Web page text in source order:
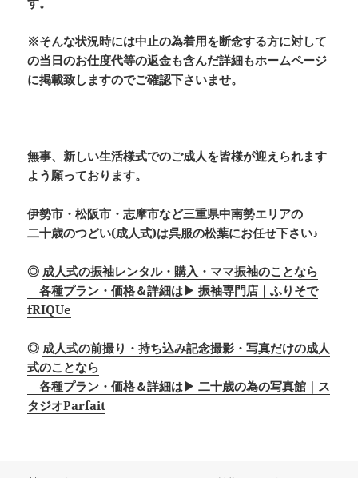
※そんな状況時には中止の為着用を断念する方に対して
の当日のお仕度代等の返金も含んだ詳細もホームページ
に掲載致しますのでご確認下さいませ。
無事、新しい生活様式でのご成人を皆様が迎えられます
よう願っております。
伊勢市・松阪市・志摩市など三重県中南勢エリアの
二十歳のつどい(成人式)は呉服の松葉にお任せ下さい♪
◎ 成人式の振袖レンタル・購入・ママ振袖のことなら
各種プラン・価格＆詳細は▶ 振袖専門店｜ふりそで
fRIQUe
◎ 成人式の前撮り・持ち込み記念撮影・写真だけの成人
式のことなら
各種プラン・価格＆詳細は▶ 二十歳の為の写真館｜ス
タジオParfait